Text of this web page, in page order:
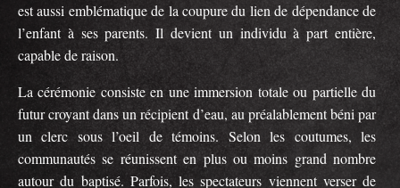
est aussi emblématique de la coupure du lien de dépendance de
l’enfant à ses parents. Il devient un individu à part entière,
capable de raison.
La cérémonie consiste en une immersion totale ou partielle du
futur croyant dans un récipient d’eau, au préalablement béni par
un clerc sous l’oeil de témoins. Selon les coutumes, les
communautés se réunissent en plus ou moins grand nombre
autour du baptisé. Parfois, les spectateurs viennent verser de